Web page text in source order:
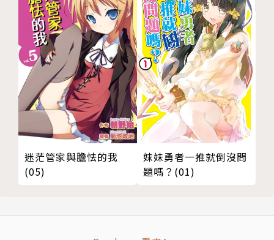
迷茫管家與膽怯的我
(05)
妹妹勇者一推就倒沒問
題嗎？(01)